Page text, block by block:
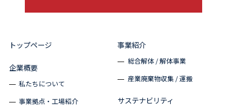
トップページ
企業概要
私たちについて
事業拠点・工場紹介
事業紹介
総合解体 / 解体事業
産業廃棄物収集 / 運搬
サステナビリティ